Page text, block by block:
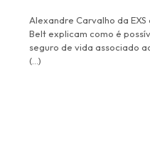
Alexandre Carvalho da
Belt explicam como é
seguro de vida associado
(…)